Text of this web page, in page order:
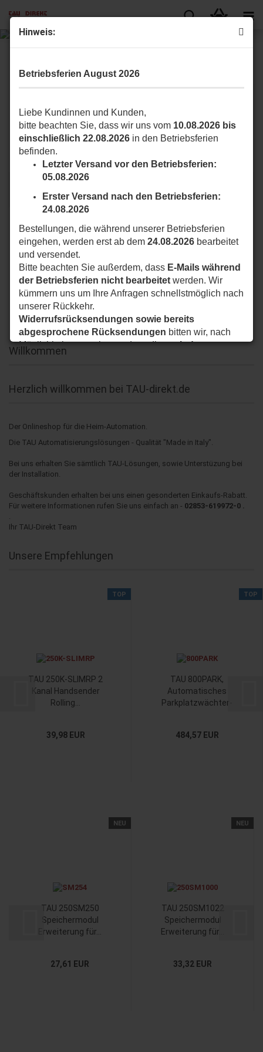
Hinweis:
Betriebsferien August 2026
Liebe Kundinnen und Kunden,
bitte beachten Sie, dass wir uns vom 10.08.2026 bis
einschließlich 22.08.2026 in den Betriebsferien
befinden.
Letzter Versand vor den Betriebsferien:
05.08.2026
Erster Versand nach den Betriebsferien:
24.08.2026
Bestellungen, die während unserer Betriebsferien
eingehen, werden erst ab dem 24.08.2026 bearbeitet
und versendet.
Bitte beachten Sie außerdem, dass E-Mails während
der Betriebsferien nicht bearbeitet werden. Wir
kümmern uns um Ihre Anfragen schnellstmöglich nach
unserer Rückkehr.
Widerrufsrücksendungen sowie bereits
abgesprochene Rücksendungen bitten wir, nach
Möglichkeit so zu planen, dass dieseab dem
24.08.2026bei uns eintreffen.
eine schöne Sommerzeit und sind ab dem
DOWNLOAD KATALOG
TAU KARM2000BIL2
Hoftore...
1.309,95 EUR
für...
719,71 EUR
Willkommen
Herzlich willkommen bei TAU-direkt.de
Der Onlineshop für die Heim-Automation.
Die TAU Automatisierungslösungen - Qualität "Made in Italy".
Bei uns erhalten Sie sämtlich TAU-Lösungen, sowie Unterstüzung bei
der Installation.
Geschäftskunden erhalten bei uns einen gesonderten Einkaufs-Rabatt.
Für weitere Informationen rufen Sie uns einfach an - 02853-619972-0 .
Ihr TAU-Direkt Team
Unsere Empfehlungen
TOP
TAU 250K-SLIMRP 2
Kanal Handsender
Rolling...
39,98 EUR
TOP
TAU 800PARK,
Automatisches
Parkplatzwächter-
484,57 EUR
NEU
TAU 250SM250
Speichermodul
Erweiterung für...
27,61 EUR
NEU
TAU 250SM1022
Speichermodul
Erweiterung für...
33,32 EUR